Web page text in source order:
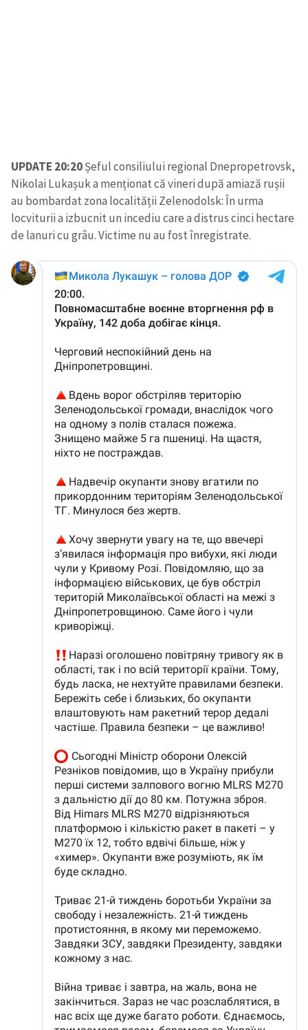
Trimite o informație
Despre ZdG
in English
на русском
UPDATE 20:20Șeful consiliului regional Dnepropetrovsk,
Nikolai Lukașuk a menționat că vineri după amiază rușii
au bombardat zona localității Zelenodolsk: În urma
locviturii a izbucnit un incediu care a distrus cinci hectare
de lanuri cu grâu. Victime nu au fost înregistrate.